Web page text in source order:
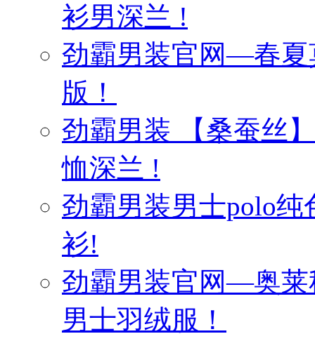
衫男深兰 !
劲霸男装官网—春夏
版！
劲霸男装 【桑蚕丝
恤深兰 !
劲霸男装男士polo
衫!
劲霸男装官网—奥莱
男士羽绒服！